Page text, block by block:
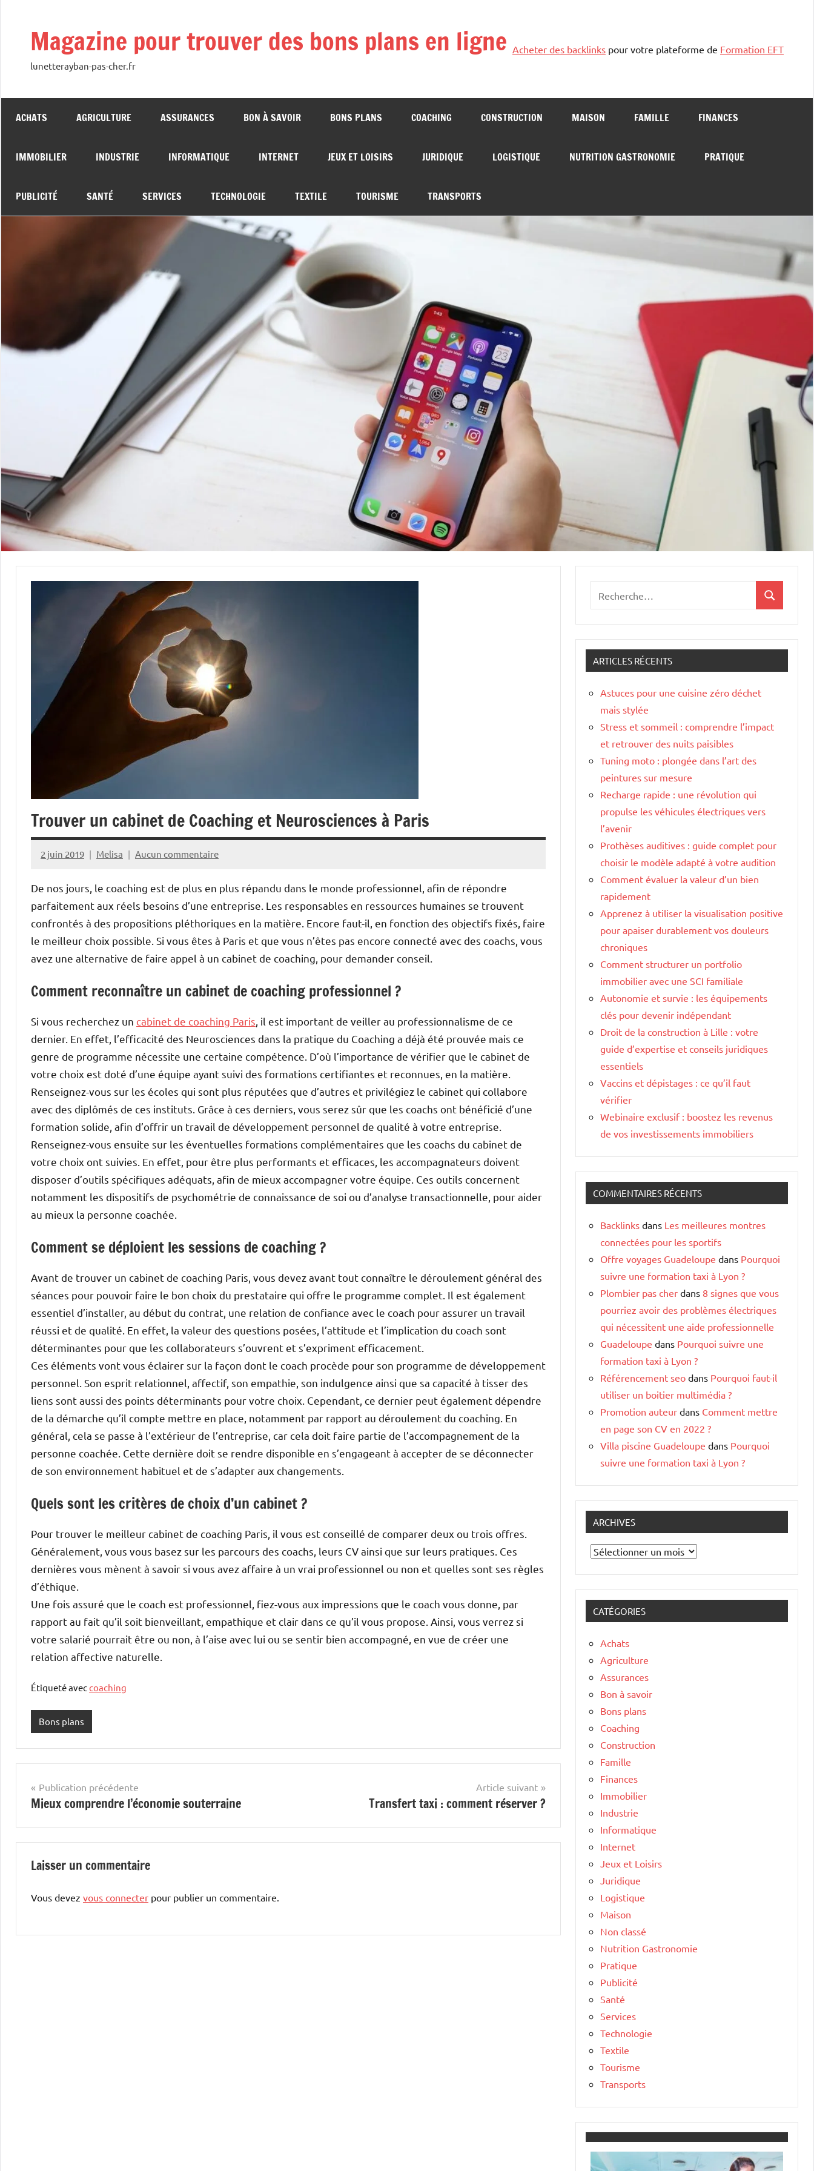
contenuMagazine pour trouver des bons plans en ligne
lunetterayban-pas-cher.fr
Acheter des backlinks pour votre plateforme de Formation EFT
ACHATS AGRICULTURE ASSURANCES BON À SAVOIR BONS PLANS COACHING CONSTRUCTION MAISON FAMILLE FINANCES
IMMOBILIER INDUSTRIE INFORMATIQUE INTERNET JEUX ET LOISIRS JURIDIQUE LOGISTIQUE NUTRITION GASTRONOMIE PRATIQUE
PUBLICITÉ SANTÉ SERVICES TECHNOLOGIE TEXTILE TOURISME TRANSPORTS
Trouver un cabinet de Coaching et Neurosciences à Paris
2 juin 2019 Melisa Aucun commentaire
De nos jours, le coaching est de plus en plus répandu dans le monde professionnel, afin de répondre
parfaitement aux réels besoins d’une entreprise. Les responsables en ressources humaines se trouvent
confrontés à des propositions pléthoriques en la matière. Encore faut-il, en fonction des objectifs fixés, faire
le meilleur choix possible. Si vous êtes à Paris et que vous n’êtes pas encore connecté avec des coachs, vous
avez une alternative de faire appel à un cabinet de coaching, pour demander conseil.
Comment reconnaître un cabinet de coaching professionnel ?
Si vous recherchez un cabinet de coaching Paris , il est important de veiller au professionnalisme de ce
dernier. En effet, l’efficacité des Neurosciences dans la pratique du Coaching a déjà été prouvée mais ce
genre de programme nécessite une certaine compétence. D’où l’importance de vérifier que le cabinet de
votre choix est doté d’une équipe ayant suivi des formations certifiantes et reconnues, en la matière.
Renseignez-vous sur les écoles qui sont plus réputées que d’autres et privilégiez le cabinet qui collabore
avec des diplômés de ces instituts. Grâce à ces derniers, vous serez sûr que les coachs ont bénéficié d’une
formation solide, afin d’offrir un travail de développement personnel de qualité à votre entreprise.
Renseignez-vous ensuite sur les éventuelles formations complémentaires que les coachs du cabinet de
votre choix ont suivies. En effet, pour être plus performants et efficaces, les accompagnateurs doivent
disposer d’outils spécifiques adéquats, afin de mieux accompagner votre équipe. Ces outils concernent
notamment les dispositifs de psychométrie de connaissance de soi ou d’analyse transactionnelle, pour aider
au mieux la personne coachée.
Comment se déploient les sessions de coaching ?
Avant de trouver un cabinet de coaching Paris, vous devez avant tout connaître le déroulement général des
séances pour pouvoir faire le bon choix du prestataire qui offre le programme complet. Il est également
essentiel d’installer, au début du contrat, une relation de confiance avec le coach pour assurer un travail
réussi et de qualité. En effet, la valeur des questions posées, l’attitude et l’implication du coach sont
déterminantes pour que les collaborateurs s’ouvrent et s’expriment efficacement.
Ces éléments vont vous éclairer sur la façon dont le coach procède pour son programme de développement
personnel. Son esprit relationnel, affectif, son empathie, son indulgence ainsi que sa capacité à tisser des
liens sont aussi des points déterminants pour votre choix. Cependant, ce dernier peut également dépendre
de la démarche qu’il compte mettre en place, notamment par rapport au déroulement du coaching. En
général, cela se passe à l’extérieur de l’entreprise, car cela doit faire partie de l’accompagnement de la
personne coachée. Cette dernière doit se rendre disponible en s’engageant à accepter de se déconnecter
de son environnement habituel et de s’adapter aux changements.
Quels sont les critères de choix d’un cabinet ?
Pour trouver le meilleur cabinet de coaching Paris, il vous est conseillé de comparer deux ou trois offres.
Généralement, vous vous basez sur les parcours des coachs, leurs CV ainsi que sur leurs pratiques. Ces
dernières vous mènent à savoir si vous avez affaire à un vrai professionnel ou non et quelles sont ses règles
d’éthique.
Une fois assuré que le coach est professionnel, fiez-vous aux impressions que le coach vous donne, par
rapport au fait qu’il soit bienveillant, empathique et clair dans ce qu’il vous propose. Ainsi, vous verrez si
votre salarié pourrait être ou non, à l’aise avec lui ou se sentir bien accompagné, en vue de créer une
relation affective naturelle.
Étiqueté aveccoaching
Bons plans
Navigation
de
l’article
Publication précédente
Mieux comprendre l’économie souterraine
Article suivant
Transfert taxi : comment réserver ?
Laisser un commentaire
Vous devez vous connecter pour publier un commentaire.
pour
:
Recherche
ARTICLES RÉCENTS
Astuces pour une cuisine zéro déchet
mais stylée
Stress et sommeil : comprendre l’impact
et retrouver des nuits paisibles
Tuning moto : plongée dans l’art des
peintures sur mesure
Recharge rapide : une révolution qui
propulse les véhicules électriques vers
l’avenir
Prothèses auditives : guide complet pour
choisir le modèle adapté à votre audition
Comment évaluer la valeur d’un bien
rapidement
Apprenez à utiliser la visualisation positive
pour apaiser durablement vos douleurs
chroniques
Comment structurer un portfolio
immobilier avec une SCI familiale
Autonomie et survie : les équipements
clés pour devenir indépendant
Droit de la construction à Lille : votre
guide d’expertise et conseils juridiques
essentiels
Vaccins et dépistages : ce qu’il faut
vérifier
Webinaire exclusif : boostez les revenus
de vos investissements immobiliers
COMMENTAIRES RÉCENTS
Backlinks dans Les meilleures montres
connectées pour les sportifs
Offre voyages Guadeloupe dans Pourquoi
suivre une formation taxi à Lyon ?
Plombier pas cher dans 8 signes que vous
pourriez avoir des problèmes électriques
qui nécessitent une aide professionnelle
Guadeloupe dans Pourquoi suivre une
formation taxi à Lyon ?
Référencement seo dans Pourquoi faut-il
utiliser un boitier multimédia ?
Promotion auteur dans Comment mettre
en page son CV en 2022 ?
Villa piscine Guadeloupe dans Pourquoi
suivre une formation taxi à Lyon ?
ARCHIVES
Archives
CATÉGORIES
Achats
Agriculture
Assurances
Bon à savoir
Bons plans
Coaching
Construction
Famille
Finances
Immobilier
Industrie
Informatique
Internet
Jeux et Loisirs
Juridique
Logistique
Maison
Non classé
Nutrition Gastronomie
Pratique
Publicité
Santé
Services
Technologie
Textile
Tourisme
Transports